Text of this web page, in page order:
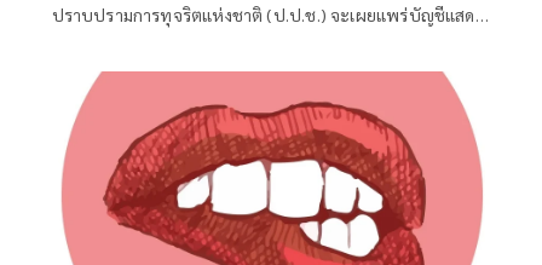
ปราบปรามการทุจริตแห่งชาติ (ป.ป.ช.) จะเผยแพร่บัญชีแสดง
ว่าจะเป็นกรณีเข้ารับตำแหน่ง หรือพ้นจากตำแหน่ง